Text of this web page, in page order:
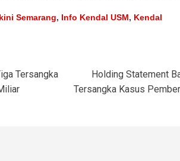
Semarang, Info Kendal USM, Kendal
Tersangka
Holding Statement
Tersangka Kasus